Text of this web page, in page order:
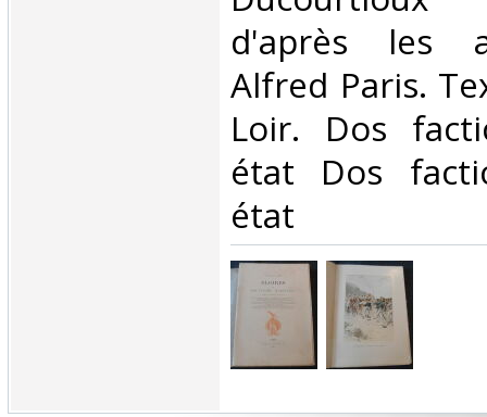
d'après les
Alfred Paris.
Loir. Dos
état Dos
état‎